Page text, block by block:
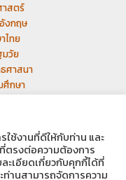
าสตร์
งกฤษ
ไทย
มวัย
ศาสนา
ศึกษา
ช้งานที่ดีให้กับท่าน และ
รงต่อความต้องการ
ะเอียดเกี่ยวกับคุกกี้ได้ที่
านสามารถจัดการความ